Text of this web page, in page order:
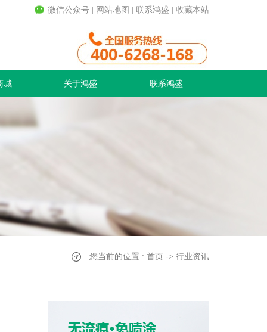
微信公众号 网站地图 联系鸿盛 收藏本站
城 关于鸿盛 联系鸿盛
您当前的位置 : 首页 -> 行业资讯